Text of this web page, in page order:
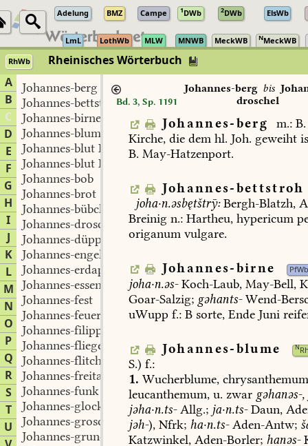
Adelung BMZ Campe 1DWb 2DWb ElsWb
LmL LothWb MLW MNWB MeckWB NMeckWB
RhWb
Rheinisches Wörterbuch
A
B
C
D
E
F
G
H
I
J
K
L
M
N
O
P
Q
R
S
T
U
Johannes-berg
Johannes-bettstroh
Johannes-birne
Johannes-blume
Johannes-blut I
Johannes-blut II
Johannes-bob
Johannes-brot
Johannes-bübchen
Johannes-droschel
Johannes-düppchen
Johannes-engelchen
Johannes-erdapfel
Johannes-essen
Johannes-fest
Johannes-feuer
Johannes-filippchen
Johannes-fliege
Johannes-flitchen
Johannes-freitag
Johannes-funk
Johannes-glocke
Johannes-groscheln
Johannes-grundbirne
Bd. 3, Sp. 1191
Johannes-bergbis
droschel
Johannes-berg m.: B.
Kirche, die dem hl. Joh. geweiht
B. May-Hatzenport.
Johannes-bettstroh
joha·n.əsbętštrȳ: Bergh-Blatzh,
Breinig n.: Hartheu, hypericum
origanum vulgare.
Johannes-birne PfWb
joha·n.əs- Koch-Laub, May-Bell,
Goar-Salzig; gəhants- Wend-
uWupp f.: B sorte, Ende Juni
Johannes-blume N
S.) f.:
1. Wucherblume,
leucanthemum, u. zwar gəhanəs-,
jəha·n.ts-Allg.; ja·n.ts- Daun,
jəh-), Nfrk; ha·n.ts- Aden-Antw;
Katzwinkel, Aden-Borler; hanəs-